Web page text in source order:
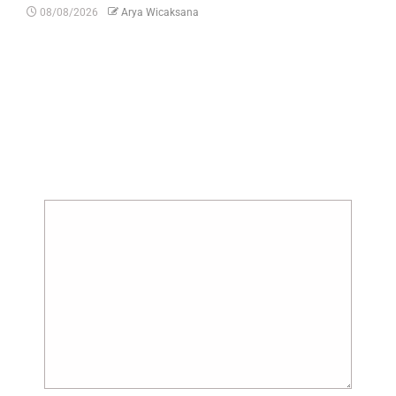
08/08/2026 Arya Wicaksana